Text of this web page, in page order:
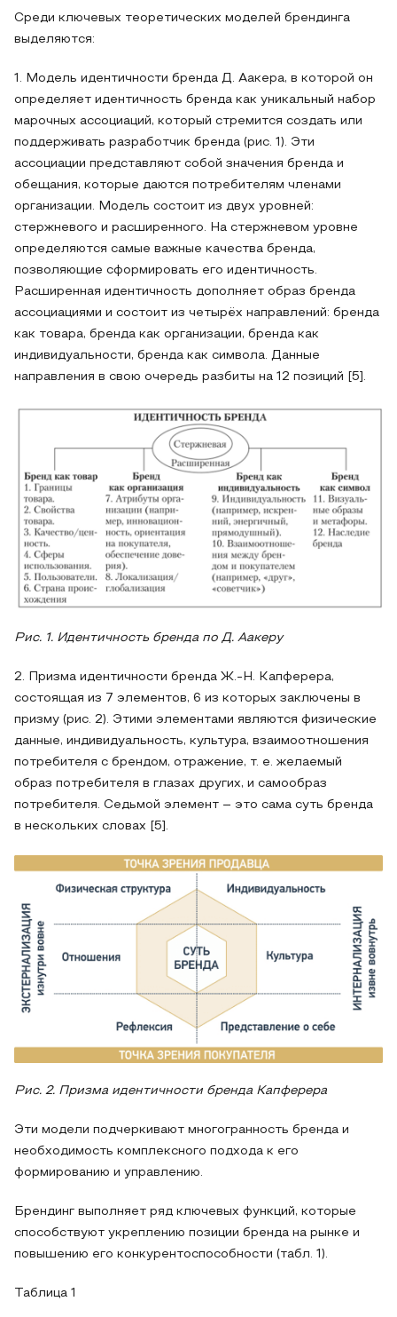
Среди ключевых теоретических моделей брендинга
выделяются:
1. Модель идентичности бренда Д. Аакера, в которой он
определяет идентичность бренда как уникальный набор
марочных ассоциаций, который стремится создать или
поддерживать разработчик бренда (рис. 1). Эти
ассоциации представляют собой значения бренда и
обещания, которые даются потребителям членами
организации. Модель состоит из двух уровней:
стержневого и расширенного. На стержневом уровне
определяются самые важные качества бренда,
позволяющие сформировать его идентичность.
Расширенная идентичность дополняет образ бренда
ассоциациями и состоит из четырёх направлений: бренда
как товара, бренда как организации, бренда как
индивидуальности, бренда как символа. Данные
направления в свою очередь разбиты на 12 позиций [5].
Рис. 1. Идентичность бренда по Д. Аакеру
2. Призма идентичности бренда Ж.-Н. Капферера,
состоящая из 7 элементов, 6 из которых заключены в
призму (рис. 2). Этими элементами являются физические
данные, индивидуальность, культура, взаимоотношения
потребителя с брендом, отражение, т. е. желаемый
образ потребителя в глазах других, и самообраз
потребителя. Седьмой элемент – это сама суть бренда
в нескольких словах [5].
Рис. 2. Призма идентичности бренда Капферера
Эти модели подчеркивают многогранность бренда и
необходимость комплексного подхода к его
формированию и управлению.
Брендинг выполняет ряд ключевых функций, которые
способствуют укреплению позиции бренда на рынке и
повышению его конкурентоспособности (табл. 1).
Таблица 1